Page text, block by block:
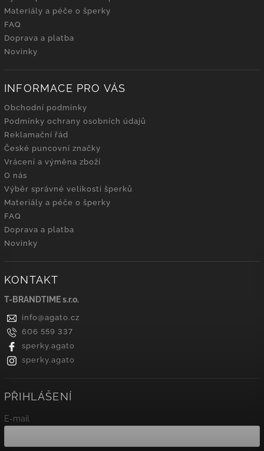
Materiály a péče o šperky
FAQ
Doprava a platba
Novinky
INFORMACE PRO VÁS
Obchodní podmínky
Podmínky ochrany osobních údajů
Reklamační řád
České puncovní značky
Vrácení a výměna zboží
O nás
Výběr správné velikosti šperků
Materiály a péče o šperky
FAQ
Doprava a platba
Novinky
KONTAKT
T-BRANDTIME s.r.o.
info@agato.cz
606 559 337
sperky.agato
sperky.agato
PŘIHLÁŠENÍ
E-mail